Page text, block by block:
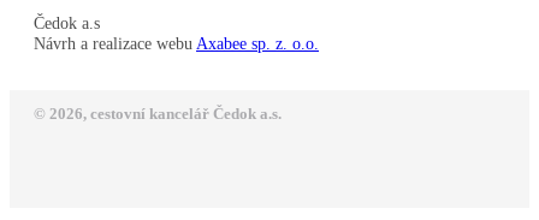
Čedok a.s
Návrh a realizace webu Axabee sp. z. o.o.
© 2026, cestovní kancelář Čedok a.s.